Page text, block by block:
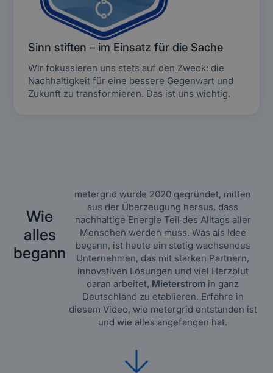
Sinn stiften – im Einsatz für die Sache
Wir fokussieren uns stets auf den Zweck: die
Nachhaltigkeit für eine bessere Gegenwart und
Zukunft zu transformieren. Das ist uns wichtig.
Wie
alles
begann
metergrid wurde 2020 gegründet, mitten
aus der Überzeugung heraus, dass
nachhaltige Energie Teil des Alltags aller
Menschen werden muss. Was als Idee
begann, ist heute ein stetig wachsendes
Unternehmen, das mit starken Partnern,
innovativen Lösungen und viel Herzblut
daran arbeitet, Mieterstrom in ganz
Deutschland zu etablieren. Erfahre in
diesem Video, wie metergrid entstanden ist
und wie alles angefangen hat.